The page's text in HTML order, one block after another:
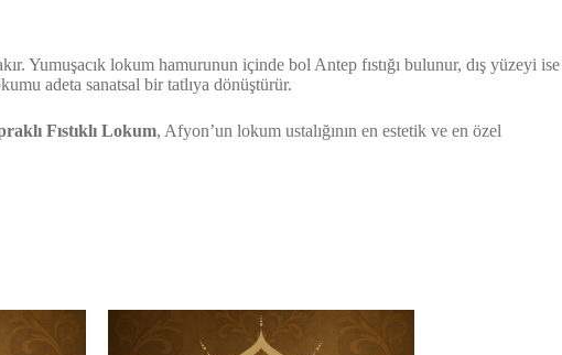
Yumuşacık lokum hamurunun içinde bol Antep fıstığı bulunur, dış yüzeyi ise
adeta sanatsal bir tatlıya dönüştürür.
Fıstıklı Lokum, Afyon’un lokum ustalığının en estetik ve en özel